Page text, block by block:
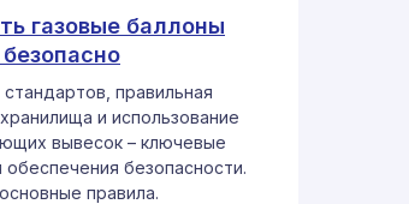
газовые баллоны
правильная
и использование
вывесок – ключевые
безопасности.
правила.